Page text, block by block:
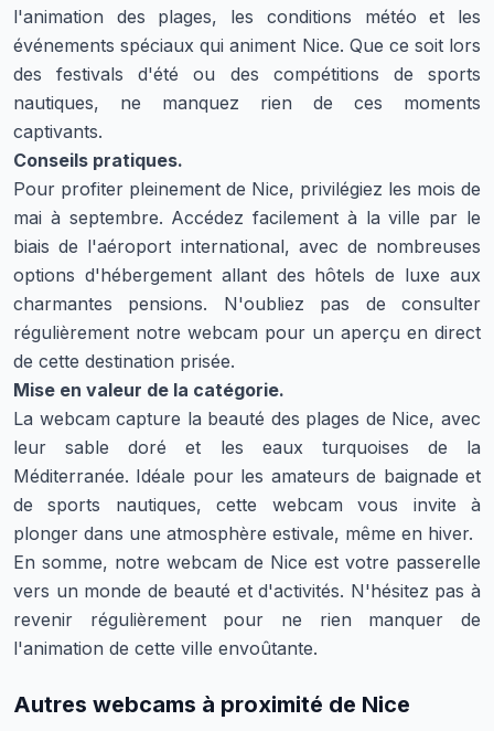
l'animation des plages, les conditions météo et les
événements spéciaux qui animent Nice. Que ce soit lors
des festivals d'été ou des compétitions de sports
nautiques, ne manquez rien de ces moments
captivants.
Conseils pratiques.
Pour profiter pleinement de Nice, privilégiez les mois de
mai à septembre. Accédez facilement à la ville par le
biais de l'aéroport international, avec de nombreuses
options d'hébergement allant des hôtels de luxe aux
charmantes pensions. N'oubliez pas de consulter
régulièrement notre webcam pour un aperçu en direct
de cette destination prisée.
Mise en valeur de la catégorie.
La webcam capture la beauté des plages de Nice, avec
leur sable doré et les eaux turquoises de la
Méditerranée. Idéale pour les amateurs de baignade et
de sports nautiques, cette webcam vous invite à
plonger dans une atmosphère estivale, même en hiver.
En somme, notre webcam de Nice est votre passerelle
vers un monde de beauté et d'activités. N'hésitez pas à
revenir régulièrement pour ne rien manquer de
l'animation de cette ville envoûtante.
Autres webcams à proximité de Nice